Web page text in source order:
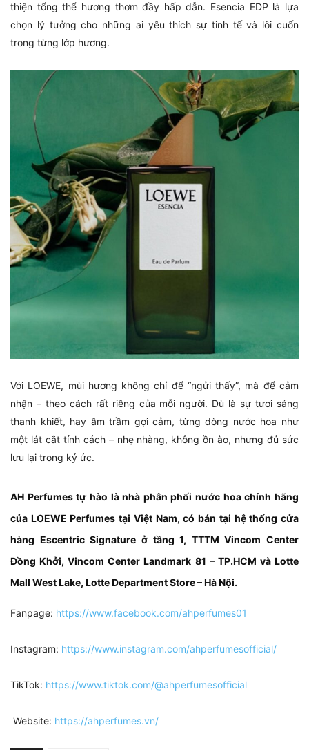
thiện tổng thể hương thơm đầy hấp dẫn. Esencia EDP là lựa
chọn lý tưởng cho những ai yêu thích sự tinh tế và lôi cuốn
trong từng lớp hương.
Với LOEWE, mùi hương không chỉ để “ngửi thấy”, mà để cảm
nhận – theo cách rất riêng của mỗi người. Dù là sự tươi sáng
thanh khiết, hay âm trầm gợi cảm, từng dòng nước hoa như
một lát cắt tính cách – nhẹ nhàng, không ồn ào, nhưng đủ sức
lưu lại trong ký ức.
AH Perfumes tự hào là nhà phân phối nước hoa chính hãng
của LOEWE Perfumes tại Việt Nam, có bán tại hệ thống cửa
hàng Escentric Signature ở tầng 1, TTTM Vincom Center
Đồng Khởi, Vincom Center Landmark 81 – TP.HCM và Lotte
Mall West Lake, Lotte Department Store – Hà Nội.
Fanpage: https://www.facebook.com/ahperfumes01
Instagram: https://www.instagram.com/ahperfumesofficial/
TikTok: https://www.tiktok.com/@ahperfumesofficial
Website: https://ahperfumes.vn/